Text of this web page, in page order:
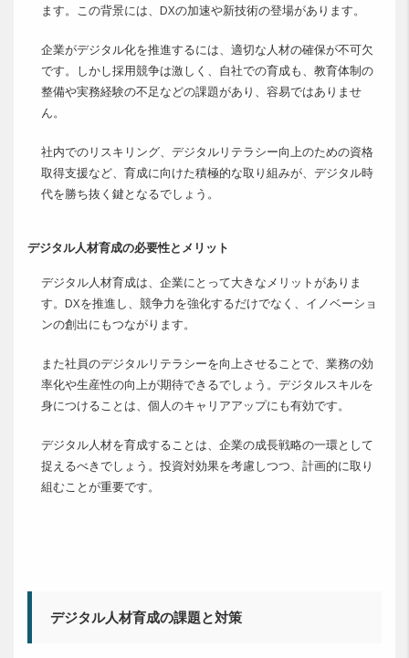
ます。この背景には、DXの加速や新技術の登場があります。
企業がデジタル化を推進するには、適切な人材の確保が不可欠
です。しかし採用競争は激しく、自社での育成も、教育体制の
整備や実務経験の不足などの課題があり、容易ではありませ
ん。
社内でのリスキリング、デジタルリテラシー向上のための資格
取得支援など、育成に向けた積極的な取り組みが、デジタル時
代を勝ち抜く鍵となるでしょう。
デジタル人材育成の必要性とメリット
デジタル人材育成は、企業にとって大きなメリットがありま
す。DXを推進し、競争力を強化するだけでなく、イノベーショ
ンの創出にもつながります。
また社員のデジタルリテラシーを向上させることで、業務の効
率化や生産性の向上が期待できるでしょう。デジタルスキルを
身につけることは、個人のキャリアアップにも有効です。
デジタル人材を育成することは、企業の成長戦略の一環として
捉えるべきでしょう。投資対効果を考慮しつつ、計画的に取り
組むことが重要です。
デジタル人材育成の課題と対策